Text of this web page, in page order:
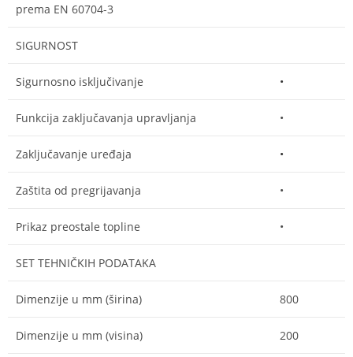
prema EN 60704-3
SIGURNOST
Sigurnosno isključivanje •
Funkcija zaključavanja upravljanja •
Zaključavanje uređaja •
Zaštita od pregrijavanja •
Prikaz preostale topline •
SET TEHNIČKIH PODATAKA
Dimenzije u mm (širina) 800
Dimenzije u mm (visina) 200